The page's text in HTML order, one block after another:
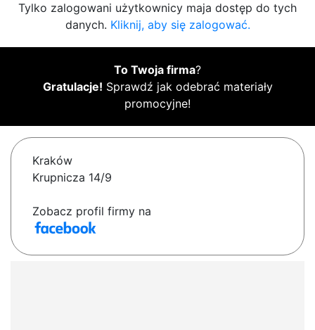
Tylko zalogowani użytkownicy maja dostęp do tych
danych. Kliknij, aby się zalogować.
To Twoja firma?
Gratulacje! Sprawdź jak odebrać materiały
promocyjne!
Kraków
Krupnicza 14/9
Zobacz profil firmy na